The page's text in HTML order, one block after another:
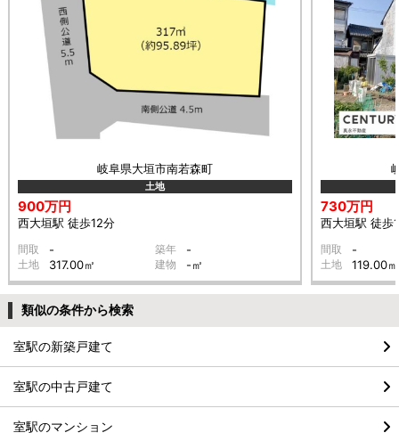
岐阜県大垣市南若森町
土地
900万円
西大垣駅 徒歩12分
間取 - 築年 -
土地 317.00㎡ 建物 -㎡
730万円
西大垣駅 徒歩
間取 -
土地 119.00㎡
類似の条件から検索
室駅の新築戸建て
室駅の中古戸建て
室駅のマンション